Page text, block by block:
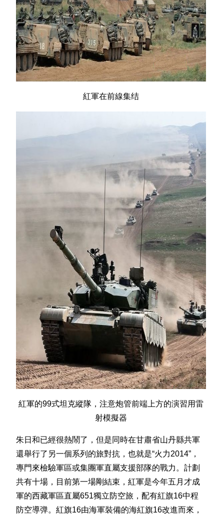
紅軍在前線集结
紅軍的99式坦克縱隊，注意炮管前端上方的演習用雷
射模擬器
朱日和已經很熱鬧了，但是同時在甘肅省山丹縣共軍
還舉行了另一個系列的旅對抗，也就是“火力2014”，
專門來檢驗軍區或集團軍直屬支援部隊的戰力。計劃
共有十場，目前第一場剛結束，紅軍是今年五月才成
軍的西藏軍區直屬651獨立防空旅，配有紅旗16中程
防空導弹。紅旗16由海軍裝備的海紅旗16改進而來，